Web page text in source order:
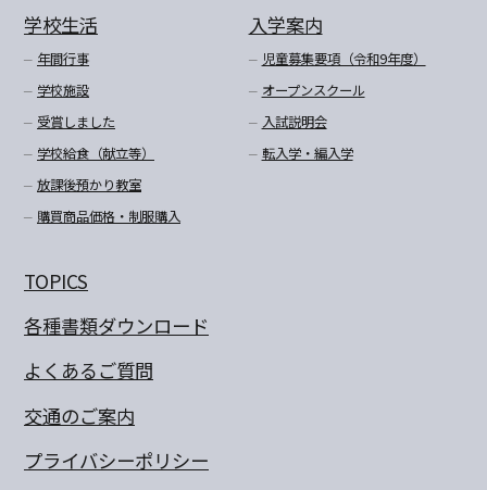
学校生活
年間行事
学校施設
受賞しました
学校給食（献立等）
放課後預かり教室
購買商品価格・制服購入
入学案内
児童募集要項（令和9年度）
オープンスクール
入試説明会
転入学・編入学
TOPICS
各種書類ダウンロード
よくあるご質問
交通のご案内
プライバシーポリシー